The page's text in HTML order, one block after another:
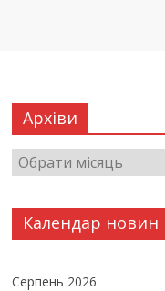
Архіви
Календар новин
Серпень 2026